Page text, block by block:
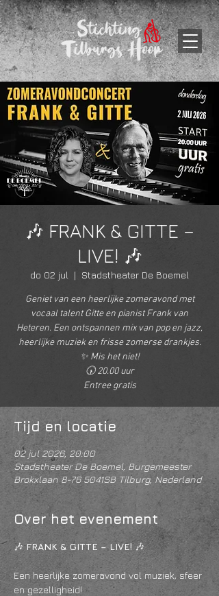
🎶 FRANK & GITTE –
LIVE! 🎶
do 02 jul
  |
Stadstheater De Boemel
Geniet van een heerlijke zomeravond met
vocaal talent Gitte en pianist Frank van
Heteren. Een ontspannen mix van pop en jazz,
heerlijke muziek en frisse zomerse drankjes.
✨ Mis het niet!
🕠 20.00 uur
Entree gratis
Tijd en locatie
02 jul 2026, 20:00
Stadstheater De Boemel, Burgemeester
Brokxlaan 8-76 5041SB Tilburg, Nederland
Over het evenement
🎶 FRANK & GITTE – LIVE! 🎶
Een heerlijke zomeravond vol muziek, sfeer
en gezelligheid!